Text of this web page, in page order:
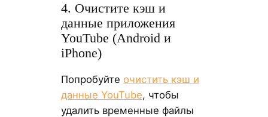
4. Очистите кэш и
данные приложения
YouTube (Android и
iPhone)
Попробуйте очистить кэш и
данные YouTube, чтобы
удалить временные файлы